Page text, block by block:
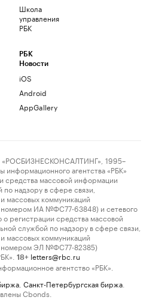
Школа
управления
РБК
РБК
Новости
iOS
Android
AppGallery
1995–
агентства «РБК»
средства массовой информации
надзору в сфере связи,
массовых коммуникаций
номером ИА №ФС77-63848) и сетевого
о регистрации средства массовой
службой по надзору в сфере связи,
массовых коммуникаций
номером ЭЛ №ФС77-82385)
18+ letters@rbc.ru
агентство «РБК».
Санкт-Петербургская биржа
Cbonds.